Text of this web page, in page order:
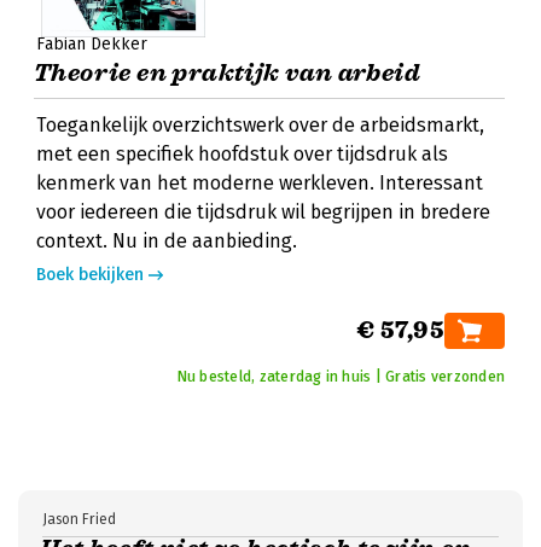
Fabian Dekker
Theorie en praktijk van arbeid
Toegankelijk overzichtswerk over de arbeidsmarkt,
met een specifiek hoofdstuk over tijdsdruk als
kenmerk van het moderne werkleven. Interessant
voor iedereen die tijdsdruk wil begrijpen in bredere
context. Nu in de aanbieding.
Boek bekijken
€ 57,95
Nu besteld, zaterdag in huis | Gratis verzonden
Jason Fried